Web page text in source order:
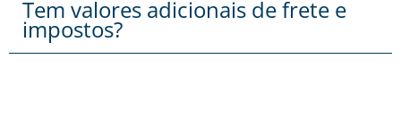
Tem valores adicionais de frete e
impostos?